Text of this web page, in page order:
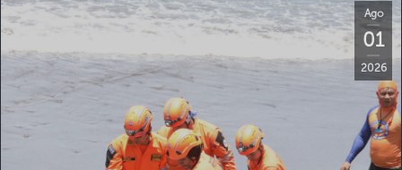
Ago
01
2026